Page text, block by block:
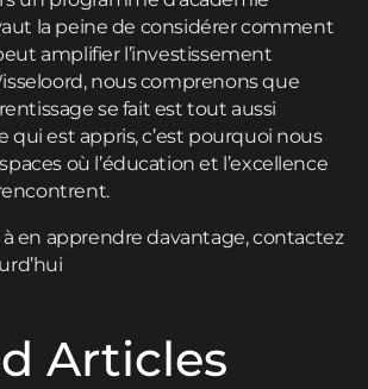
la peine de considérer comment
amplifier l’investissement
nous comprenons que
se fait est tout aussi
est appris, c’est pourquoi nous
où l’éducation et l’excellence
en apprendre davantage,contactez
Articles